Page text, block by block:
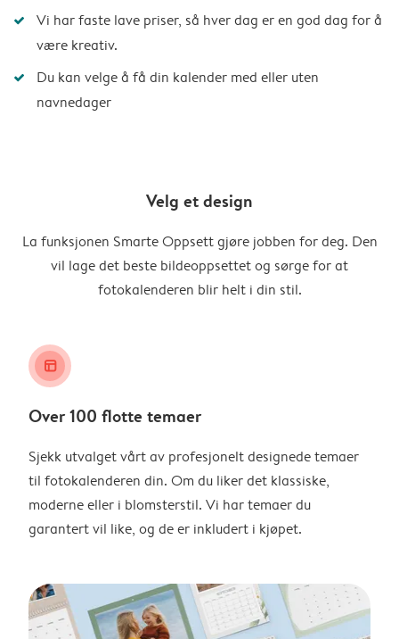
Vi har faste lave priser, så hver dag er en god dag for å
være kreativ.
Du kan velge å få din kalender med eller uten
navnedager
Velg et design
La funksjonen Smarte Oppsett gjøre jobben for deg. Den
vil lage det beste bildeoppsettet og sørge for at
fotokalenderen blir helt i din stil.
layout_alt
Over 100 flotte temaer
Sjekk utvalget vårt av profesjonelt designede temaer
til fotokalenderen din. Om du liker det klassiske,
moderne eller i blomsterstil. Vi har temaer du
garantert vil like, og de er inkludert i kjøpet.